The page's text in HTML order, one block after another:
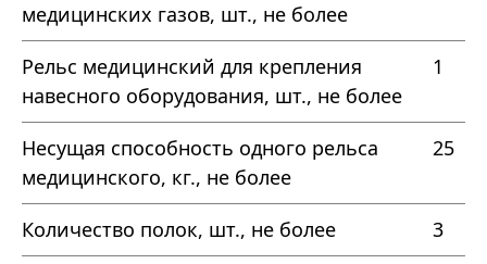
медицинских газов, шт., не более
Рельс медицинский для крепления
навесного оборудования, шт., не более
1
Несущая способность одного рельса
медицинского, кг., не более
25
Количество полок, шт., не более
3